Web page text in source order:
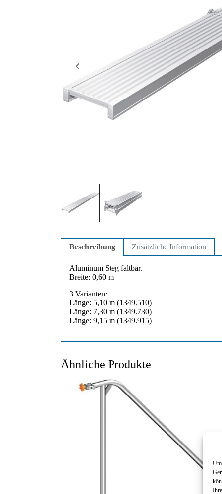
Um
Beschreibung Zusätzliche Information
Aluminum Steg faltbar.
Breite: 0,60 m
3 Varianten:
Länge: 5,10 m (1349.510)
Länge: 7,30 m (1349.730)
Länge: 9,15 m (1349.915)
Ähnliche Produkte